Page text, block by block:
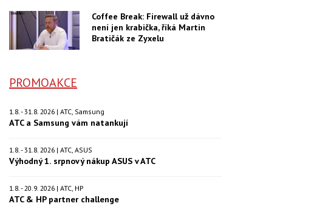
Coffee Break: Firewall už dávno
není jen krabička, říká Martin
Bratičák ze Zyxelu
PROMOAKCE
1.8. - 31.8. 2026 | ATC, Samsung
ATC a Samsung vám natankují
1.8. - 31.8. 2026 | ATC, ASUS
Výhodný 1. srpnový nákup ASUS v ATC
1.8. - 20.9. 2026 | ATC, HP
ATC & HP partner challenge